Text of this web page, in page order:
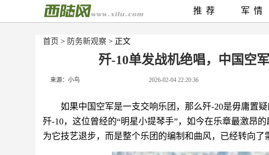
首页 > 防务新观察 > 正文
歼-10单发战机绝唱，中国空
来源：小鸟 2026-02-04 22:20:36
如果中国空军是一支交响乐团，那么歼-20是毋庸置
歼-10，这位曾经的“明星小提琴手”，如今在乐章最激昂
为它技艺退步，而是整个乐团的编制和曲风，已经转向了
推荐 军情